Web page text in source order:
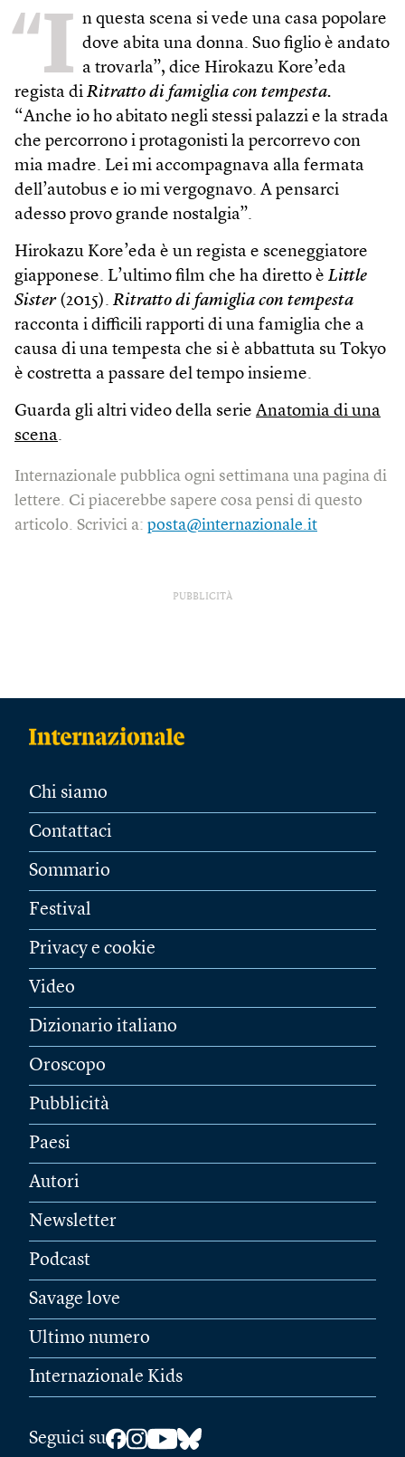
“I n questa scena si vede una casa popolare
dove abita una donna. Suo figlio è andato
a trovarla”, dice Hirokazu Kore’eda
regista di Ritratto di famiglia con tempesta.
“Anche io ho abitato negli stessi palazzi e la strada
che percorrono i protagonisti la percorrevo con
mia madre. Lei mi accompagnava alla fermata
dell’autobus e io mi vergognavo. A pensarci
adesso provo grande nostalgia”.
Hirokazu Kore’eda è un regista e sceneggiatore
giapponese. L’ultimo film che ha diretto è Little
Sister(2015). Ritratto di famiglia con tempesta
racconta i difficili rapporti di una famiglia che a
causa di una tempesta che si è abbattuta su Tokyo
è costretta a passare del tempo insieme.
Guarda gli altri video della serie Anatomia di una
scena.
Internazionale pubblica ogni settimana una pagina di
lettere. Ci piacerebbe sapere cosa pensi di questo
articolo. Scrivici a: posta@internazionale.it
PUBBLICITÀ
Chi siamo
Contattaci
Sommario
Festival
Privacy e cookie
Video
Dizionario italiano
Oroscopo
Pubblicità
Paesi
Autori
Newsletter
Podcast
Savage love
Ultimo numero
Internazionale Kids
Seguici su